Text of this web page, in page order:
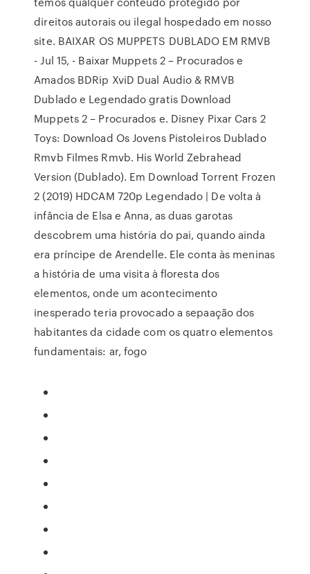
direitos autorais ou ilegal hospedado em nosso
site. BAIXAR OS MUPPETS DUBLADO EM RMVB
- Jul 15, - Baixar Muppets 2 – Procurados e
Amados BDRip XviD Dual Audio & RMVB
Dublado e Legendado gratis Download
Muppets 2 – Procurados e. Disney Pixar Cars 2
Toys: Download Os Jovens Pistoleiros Dublado
Rmvb Filmes Rmvb. His World Zebrahead
Version (Dublado). Em Download Torrent Frozen
2 (2019) HDCAM 720p Legendado | De volta à
infância de Elsa e Anna, as duas garotas
descobrem uma história do pai, quando ainda
era príncipe de Arendelle. Ele conta às meninas
a história de uma visita à floresta dos
elementos, onde um acontecimento
inesperado teria provocado a sepaação dos
habitantes da cidade com os quatro elementos
fundamentais: ar, fogo